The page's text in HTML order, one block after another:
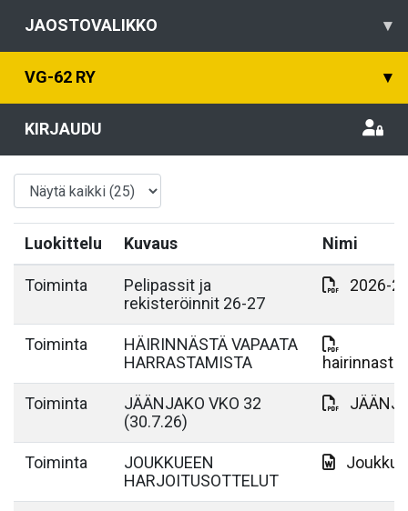
JAOSTOVALIKKO ▾
VG-62 RY ▾
KIRJAUDU
Luokittelu Kuvaus Nimi
Toiminta
Pelipassit ja
rekisteröinnit 26-27
2026-
Toiminta
HÄIRINNÄSTÄ VAPAATA
HARRASTAMISTA
Toiminta
JÄÄNJAKO VKO 32
(30.7.26)
Toiminta
JOUKKUEEN
HARJOITUSOTTELUT